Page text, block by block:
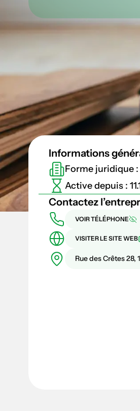
Informations
Forme juridique
Active depuis :
Contactez
VOIR TÉLÉPHONE
VISITER LE SITE WEB
Rue des Crêtes 28,